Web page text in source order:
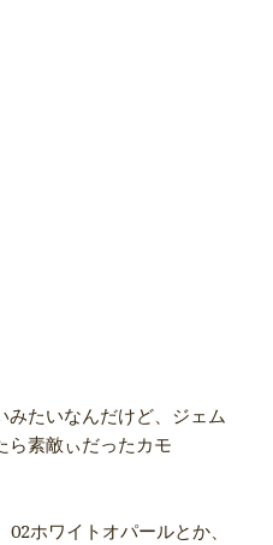
みたいなんだけど、ジェム
ら素敵ぃだったカモ
ホワイトオパールとか、